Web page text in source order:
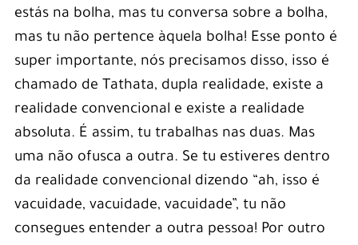
estás na bolha, mas tu conversa sobre a bolha,
mas tu não pertence àquela bolha! Esse ponto é
super importante, nós precisamos disso, isso é
chamado de Tathata, dupla realidade, existe a
realidade convencional e existe a realidade
absoluta. É assim, tu trabalhas nas duas. Mas
uma não ofusca a outra. Se tu estiveres dentro
da realidade convencional dizendo “ah, isso é
vacuidade, vacuidade, vacuidade”, tu não
consegues entender a outra pessoa! Por outro